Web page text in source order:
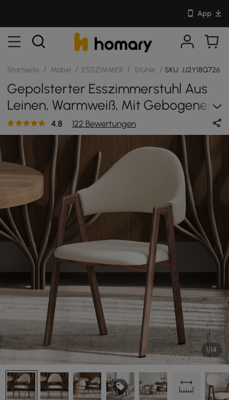
App
Startseite / Möbel / ESSZIMMER / Stühle / SKU: JJ2Y18Q726
Gepolsterter Esszimmerstuhl Aus
Leinen, Warmweiß, Mit Gebogener
Rückenlehne, 6er-Set
4.8 122 Bewertungen
1/14